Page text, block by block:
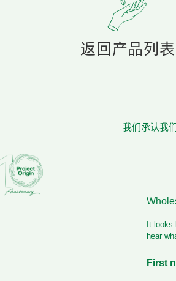
返回产品列表
我们承认我